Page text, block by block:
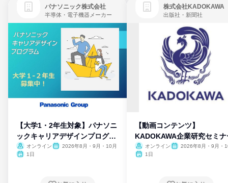
パナソニック株式会社
半導体・電子機器メーカー
【大学1・2年生対象】パナソニ
ックキャリアデザインプログラ
ム
オンライン
2026年8月・9月・10月
1日
株式会社KADOKAWA
出版社・新聞社
【動画コンテンツ】
KADOKAWA企業研究セミナ
オンライン
2026年8月・9月・
1日